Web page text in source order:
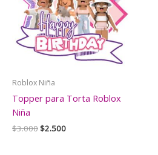
Roblox Niña
Topper para Torta Roblox
Niña
$3.000El
$2.500El